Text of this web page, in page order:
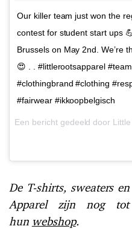
Our killer team just won the
contest for student start ups
Brussels on May 2nd. We’re
😍 . . #littlerootsapparel
#clothingbrand #clothing
#fairwear #ikkoopbelgisch
De T-shirts, sweaters
Apparel zijn nog
hun webshop.